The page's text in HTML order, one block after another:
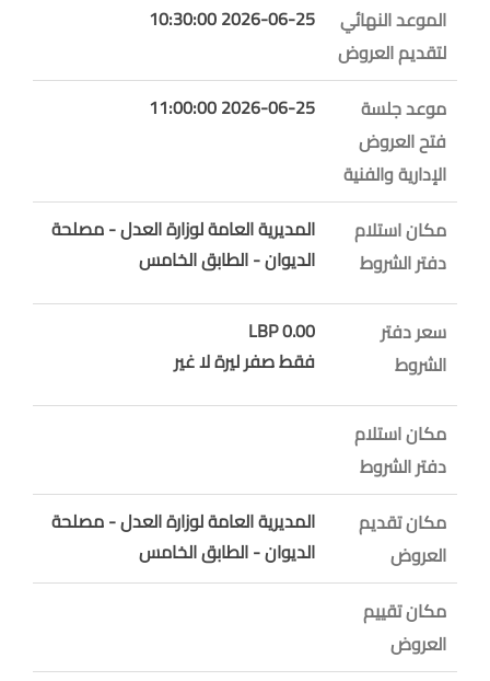
الموعد النهائي
لتقديم العروض
2026-06-25 10:30:00
موعد جلسة
فتح العروض
الإدارية والفنية
2026-06-25 11:00:00
مكان استلام
دفتر الشروط
المديرية العامة لوزارة العدل - مصلحة
الديوان - الطابق الخامس
سعر دفتر
الشروط
0.00 LBP
فقط صفر ليرة لا غير
مكان استلام
دفتر الشروط
مكان تقديم
العروض
المديرية العامة لوزارة العدل - مصلحة
الديوان - الطابق الخامس
مكان تقييم
العروض